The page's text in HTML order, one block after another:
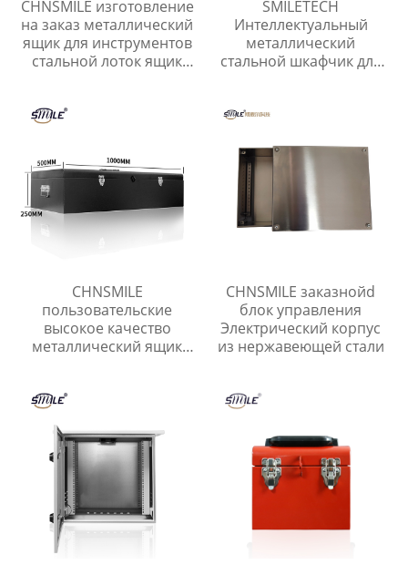
CHNSMILE изготовление
на заказ металлический
ящик для инструментов
стальной лоток ящик
хранения инструментов
SMILETECH
Интеллектуальный
металлический
стальной шкафчик для
интеллектуальный
для хранения
CHNSMILE
пользовательские
высокое качество
металлический ящик
портативный
хранения
CHNSMILE заказнойd
блок управления
Электрический корпус
из нержавеющей стали